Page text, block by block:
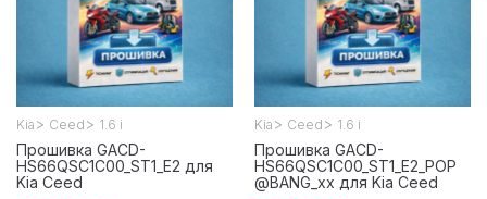
Kia > Ceed > 1.6 i
Прошивка GACD-
HS66QSC1C00_ST1_E2 для
Kia Ceed
Kia > Ceed > 1.6 i
Прошивка GACD-
HS66QSC1C00_ST1_E2_POP
@BANG_xx для Kia Ceed